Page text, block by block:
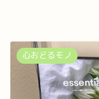
心おどるモノ